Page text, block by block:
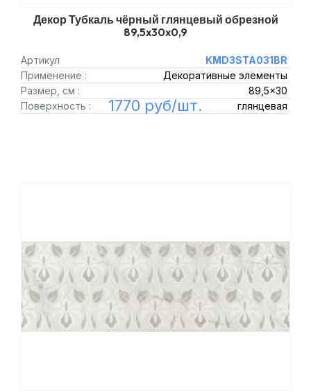
Декор Тубкаль чёрный глянцевый обрезной
89,5x30x0,9
Артикул
KMD3STA031BR
Применение :
Декоративные элементы
Размер, см :
89,5x30
Поверхность :
глянцевая
1770 руб/шт.